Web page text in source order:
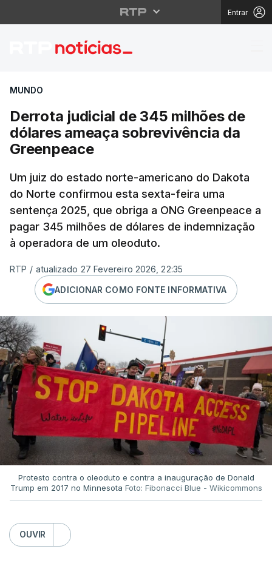
Entrar
Derrota judicial de
MUNDO
Derrota judicial de 345 milhões de
dólares ameaça sobrevivência da
Greenpeace
Um juiz do estado norte-americano do Dakota
do Norte confirmou esta sexta-feira uma
sentença 2025, que obriga a ONG Greenpeace a
pagar 345 milhões de dólares de indemnização
à operadora de um oleoduto.
RTP / atualizado 27 Fevereiro 2026, 22:35
ADICIONAR COMO FONTE INFORMATIVA
Protesto contra o oleoduto e contra a inauguração de Donald
Trump em 2017 no Minnesota Foto: Fibonacci Blue - Wikicommons
OUVIR